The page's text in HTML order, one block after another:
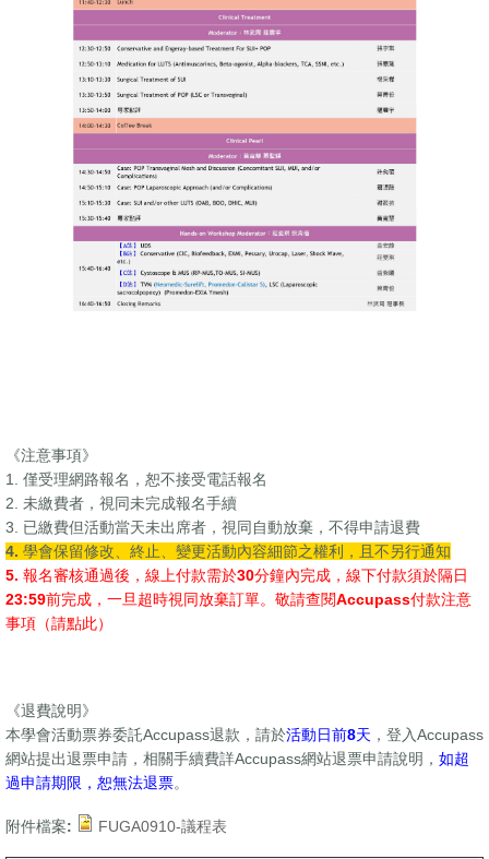
《注意事項》
1. 僅受理網路報名，恕不接受電話報名
2. 未繳費者，視同未完成報名手續
3. 已繳費但活動當天未出席者，視同自動放棄，不得申請退費
4. 學會保留修改、終止、變更活動內容細節之權利，且不另行通知
5. 報名審核通過後，線上付款需於30分鐘內完成，線下付款須於隔日
23:59前完成，一旦超時視同放棄訂單。敬請查閱Accupass付款注意
事項（請點此）
《退費說明》
本學會活動票券委託Accupass退款，請於活動日前8天 ，登入Accupass
網站提出退票申請，相關手續費詳Accupass網站退票申請說明， 如超
過申請期限，恕無法退票。
附件檔案: FUGA0910-議程表